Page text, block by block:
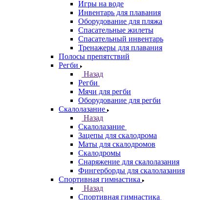
Игры на воде
Инвентарь для плавания
Оборудование для пляжа
Спасательные жилеты
Спасательный инвентарь
Тренажеры для плавания
Полосы препятствий
Регби
Назад
Регби
Мячи для регби
Оборудование для регби
Скалолазание
Назад
Скалолазание
Зацепы для скалодрома
Маты для скалодромов
Скалодромы
Снаряжение для скалолазания
Фингерборды для скалолазания
Спортивная гимнастика
Назад
Спортивная гимнастика